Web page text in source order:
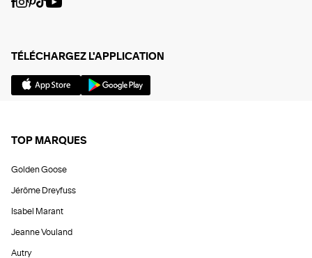
TÉLÉCHARGEZ L'APPLICATION
TOP MARQUES
Golden Goose
Jérôme Dreyfuss
Isabel Marant
Jeanne Vouland
Autry